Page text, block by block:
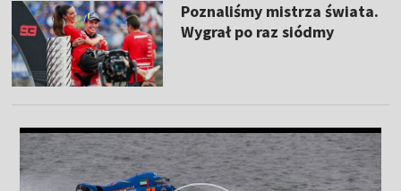
Poznaliśmy mistrza świata.
Wygrał po raz siódmy